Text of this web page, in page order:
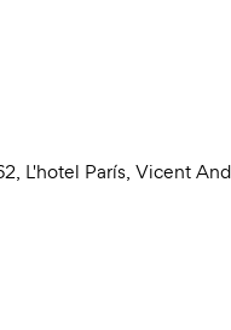
, L'hotel París, Vicent